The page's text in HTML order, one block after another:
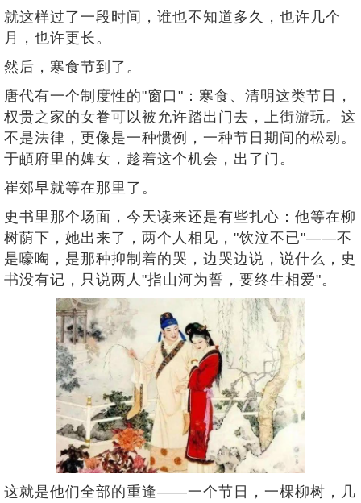
就这样过了一段时间，谁也不知道多久，也许几个
月，也许更长。
然后，寒食节到了。
唐代有一个制度性的"窗口"：寒食、清明这类节日，
权贵之家的女眷可以被允许踏出门去，上街游玩。这
不是法律，更像是一种惯例，一种节日期间的松动。
于頔府里的婢女，趁着这个机会，出了门。
崔郊早就等在那里了。
史书里那个场面，今天读来还是有些扎心：他等在柳
树荫下，她出来了，两个人相见，"饮泣不已"——不
是嚎啕，是那种抑制着的哭，边哭边说，说什么，史
书没有记，只说两人"指山河为誓，要终生相爱"。
这就是他们全部的重逢——一个节日，一棵柳树，几